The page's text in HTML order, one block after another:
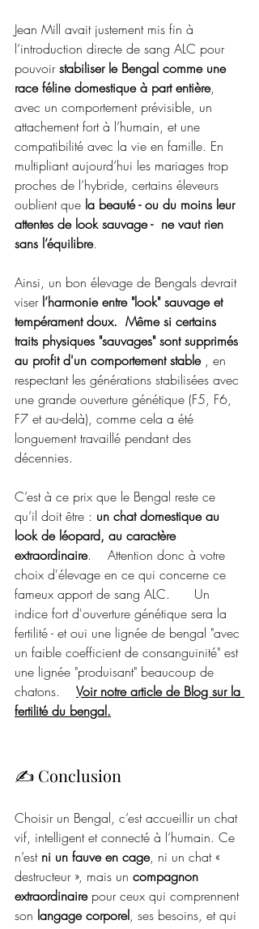
Jean Mill avait justement mis fin à
l’introduction directe de sang ALC pour
pouvoir stabiliser le Bengal comme une
race féline domestique à part entière,
avec un comportement prévisible, un
attachement fort à l’humain, et une
compatibilité avec la vie en famille. En
multipliant aujourd’hui les mariages trop
proches de l’hybride, certains éleveurs
oublient que la beauté - ou du moins leur
attentes de look sauvage -  ne vaut rien
sans l’équilibre.
Ainsi, un bon élevage de Bengals devrait
viser l’harmonie entre "look" sauvage et
tempérament doux.  Même si certains
traits physiques "sauvages" sont supprimés
au profit d'un comportement stable , en
respectant les générations stabilisées avec
une grande ouverture génétique (F5, F6,
F7 et au-delà), comme cela a été
longuement travaillé pendant des
décennies.
C’est à ce prix que le Bengal reste ce
qu’il doit être : un chat domestique au
look de léopard, au caractère
extraordinaire.    Attention donc à votre
choix d'élevage en ce qui concerne ce
fameux apport de sang ALC.      Un
indice fort d'ouverture génétique sera la
fertilité - et oui une lignée de bengal "avec
un faible coefficient de consanguinité" est
une lignée "produisant" beaucoup de
chatons. Voir notre article de Blog sur la
fertilité du bengal.
✍️ Conclusion
Choisir un Bengal, c’est accueillir un chat
vif, intelligent et connecté à l’humain. Ce
n’est ni un fauve en cage, ni un chat «
destructeur », mais un compagnon
extraordinaire pour ceux qui comprennent
son langage corporel, ses besoins, et qui